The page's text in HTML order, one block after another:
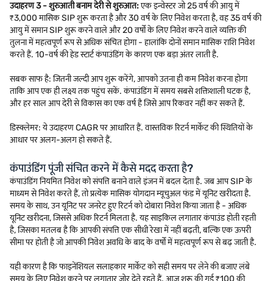
उदाहरण 3 - शुरुआती बनाम देरी से शुरुआत:एक इन्वेस्टर जो 25 वर्ष की आयु में
₹3,000 मासिक SIP शुरू करता है और 30 वर्ष के लिए निवेश करता है, वह 35 वर्ष की
आयु में समान SIP शुरू करने वाले और 20 वर्षों के लिए निवेश करने वाले व्यक्ति की
तुलना में महत्वपूर्ण रूप से अधिक संचित होगा - हालांकि दोनों समान मासिक राशि निवेश
करते हैं. 10-वर्ष की हेड स्टार्ट कंपाउंडिंग के कारण एक बड़ा अंतर लाती है.
सबक साफ है: जितनी जल्दी आप शुरू करेंगे, आपको उतना ही कम निवेश करना होगा
ताकि आप एक ही लक्ष्य तक पहुंच सकें. कंपाउंडिंग में समय सबसे शक्तिशाली घटक है,
और हर साल आप देरी से विकास का एक वर्ष है जिसे आप रिकवर नहीं कर सकते हैं.
डिस्क्लेमर: ये उदाहरण CAGR पर आधारित हैं. वास्तविक रिटर्न मार्केट की स्थितियों के
आधार पर अलग-अलग हो सकते हैं.
कंपाउंडिंग पूंजी संचित करने में कैसे मदद करता है?
कंपाउंडिंग नियमित निवेश को संपत्ति बनाने वाले इंजन में बदल देता है. जब आप SIP के
माध्यम से निवेश करते हैं, तो प्रत्येक मासिक योगदान म्यूचुअल फंड में यूनिट खरीदता है.
समय के साथ, उन यूनिट पर जनरेट हुए रिटर्न को दोबारा निवेश किया जाता है - अधिक
यूनिट खरीदना, जिससे अधिक रिटर्न मिलता है. यह साइकिल लगातार कंपाउंड होती रहती
है, जिसका मतलब है कि आपकी संपत्ति एक सीधी रेखा में नहीं बढ़ती, बल्कि एक ऊपरी
सीमा पर होती है जो आपकी निवेश अवधि के बाद के वर्षों में महत्वपूर्ण रूप से बढ़ जाती है.
यही कारण है कि फाइनेंशियल सलाहकार मार्केट को सही समय पर लेने की बजाए लंबे
समय के लिए निवेश करने पर लगातार ज़ोर देते रहते हैं. आज शुरू की गई ₹100 की